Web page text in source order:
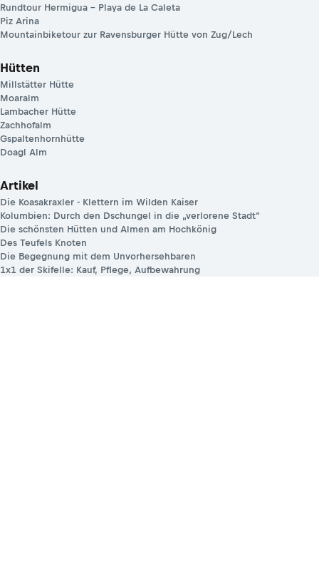
Rundtour Hermigua – Playa de La Caleta
Piz Arina
Mountainbiketour zur Ravensburger Hütte von Zug/Lech
Hütten
Millstätter Hütte
Moaralm
Lambacher Hütte
Zachhofalm
Gspaltenhornhütte
Doagl Alm
Artikel
Die Koasakraxler - Klettern im Wilden Kaiser
Kolumbien: Durch den Dschungel in die „verlorene Stadt“
Die schönsten Hütten und Almen am Hochkönig
Des Teufels Knoten
Die Begegnung mit dem Unvorhersehbaren
1x1 der Skifelle: Kauf, Pflege, Aufbewahrung